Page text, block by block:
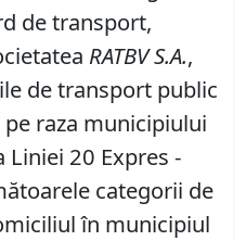
de transport,
RATBV S.A.,
de transport public
raza municipiului
Liniei 20 Expres -
categorii de
în municipiul